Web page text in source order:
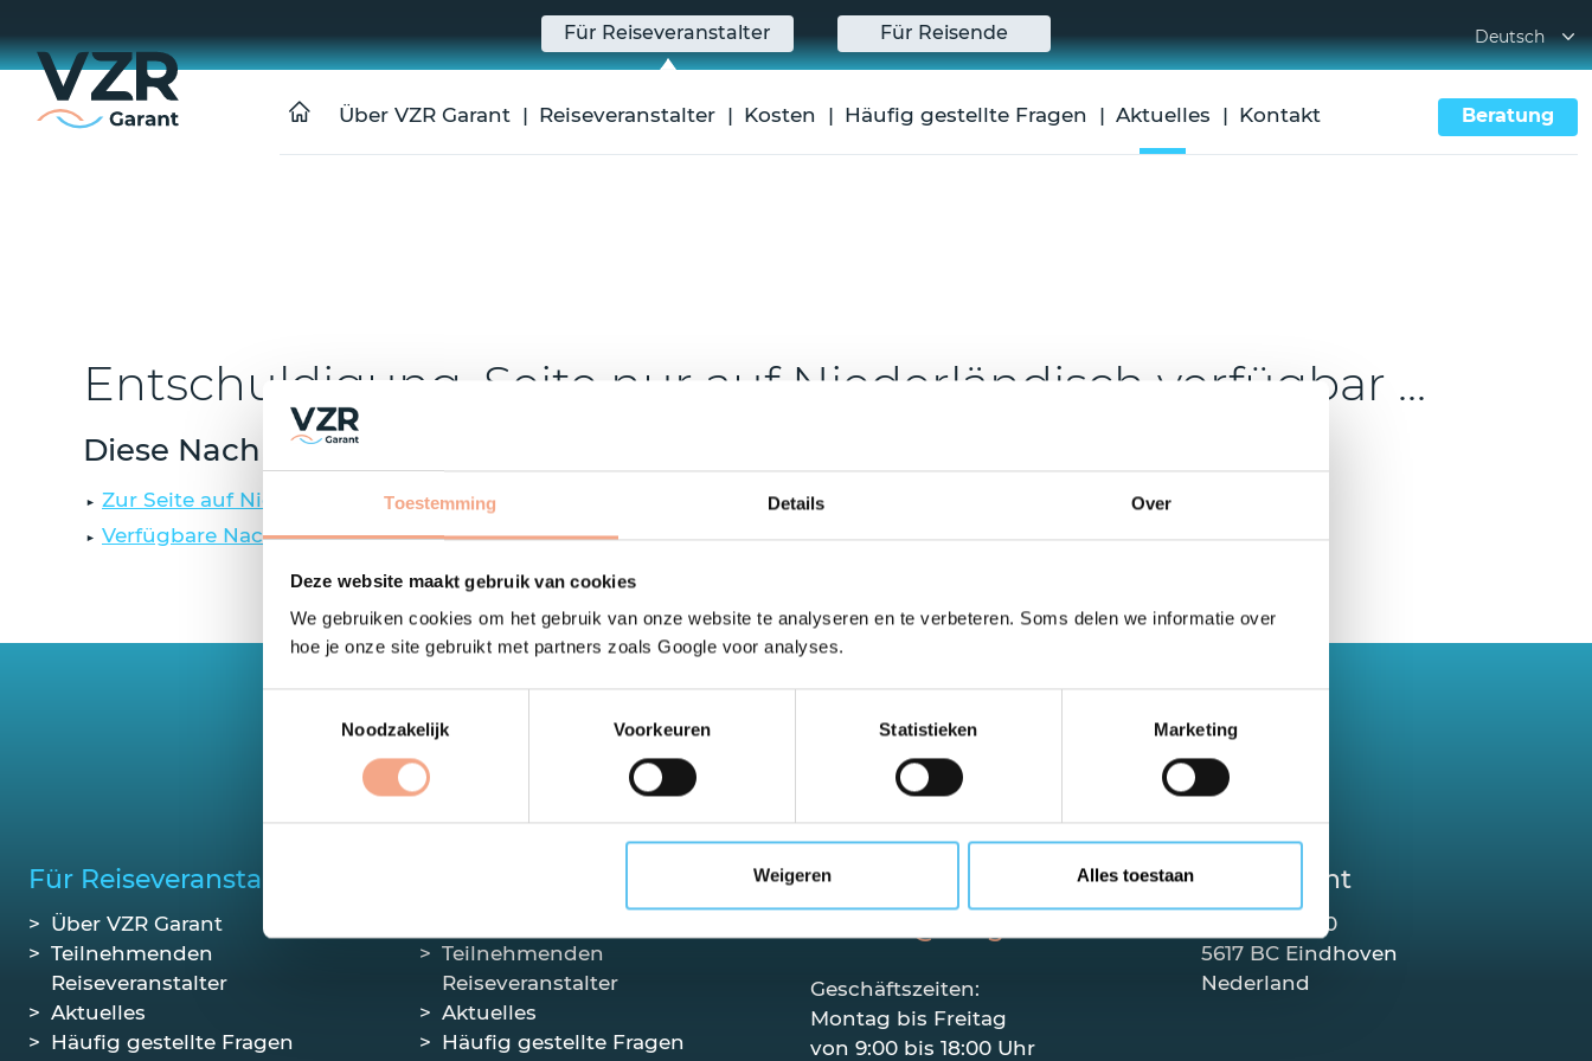
Toestemming Details Over
Deze website maakt gebruik van cookies
We gebruiken cookies om het gebruik van onze website te analyseren en te verbeteren. Soms delen we informatie over
hoe je onze site gebruikt met partners zoals Google voor analyses.
Noodzakelijk
Voorkeuren Statistieken Marketing
Weigeren Alles toestaan
Für Reiseveranstalter Für Reisende Deutsch
Über VZR Garant Reiseveranstalter Kosten Häufig gestellte Fragen Aktuelles Kontakt Beratung
Entschuldigung, Seite nur auf Niederländisch verfügbar ...
Diese Nachricht ist nur auf Niederländisch verfügbar. Was tun?
Zur Seite auf Niederländisch gehen
Verfügbare Nachrichten auf Deutsch anzeigen
Der modernste Garantiefonds in den Niederlanden.
Für Reiseveranstalter
Über VZR Garant
Teilnehmenden
Reiseveranstalter
Aktuelles
Häufig gestellte Fragen
Teilnehmenden
Reiseveranstalter
Aktuelles
Häufig gestellte Fragen
+31 (0)85 130 76 30
Geschäftszeiten:
Montag bis Freitag
von 9:00 bis 18:00 Uhr
VZR Garant
Torenallee 20
5617 BC Eindhoven
Nederland